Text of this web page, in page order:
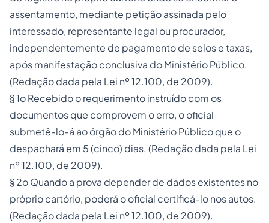
assentamento, mediante petição assinada pelo
interessado, representante legal ou procurador,
independentemente de pagamento de selos e taxas,
após manifestação conclusiva do Ministério Público.
(Redação dada pela Lei nº12.100, de 2009).
§ 1o Recebido o requerimento instruído com os
documentos que comprovem o erro, o oficial
submetê-lo-á ao órgão do Ministério Público que o
despachará em 5 (cinco) dias. (Redação dada pela Lei
nº12.100, de 2009).
§ 2o Quando a prova depender de dados existentes no
próprio cartório, poderá o oficial certificá-lo nos autos.
(Redação dada pela Lei nº12.100, de 2009).